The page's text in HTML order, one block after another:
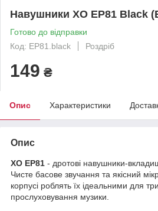
Навушники XO EP81 Black
Готово до відправки
Код: EP81.black
Роздріб
149 ₴
Опис Характеристики
Опис
XO EP81 - дротові навушники-
Чисте басове звучання та якісний
корпусі роблять їх ідеальними для
прослуховування музики.